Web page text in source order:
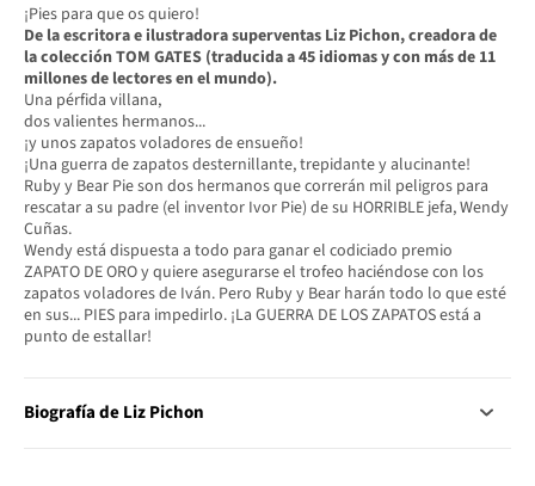
¡Pies para que os quiero!
De la escritora e ilustradora superventas Liz Pichon, creadora de
la colección TOM GATES (traducida a 45 idiomas y con más de 11
millones de lectores en el mundo).
Una pérfida villana,
dos valientes hermanos...
¡y unos zapatos voladores de ensueño!
¡Una guerra de zapatos desternillante, trepidante y alucinante!
Ruby y Bear Pie son dos hermanos que correrán mil peligros para
rescatar a su padre (el inventor Ivor Pie) de su HORRIBLE jefa, Wendy
Cuñas.
Wendy está dispuesta a todo para ganar el codiciado premio
ZAPATO DE ORO y quiere asegurarse el trofeo haciéndose con los
zapatos voladores de Iván. Pero Ruby y Bear harán todo lo que esté
en sus... PIES para impedirlo. ¡La GUERRA DE LOS ZAPATOS está a
punto de estallar!
Biografía de Liz Pichon